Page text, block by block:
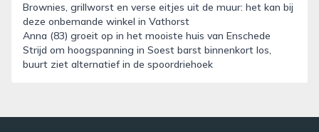
Brownies, grillworst en verse eitjes uit de muur: het kan bij
deze onbemande winkel in Vathorst
Anna (83) groeit op in het mooiste huis van Enschede
Strijd om hoogspanning in Soest barst binnenkort los,
buurt ziet alternatief in de spoordriehoek